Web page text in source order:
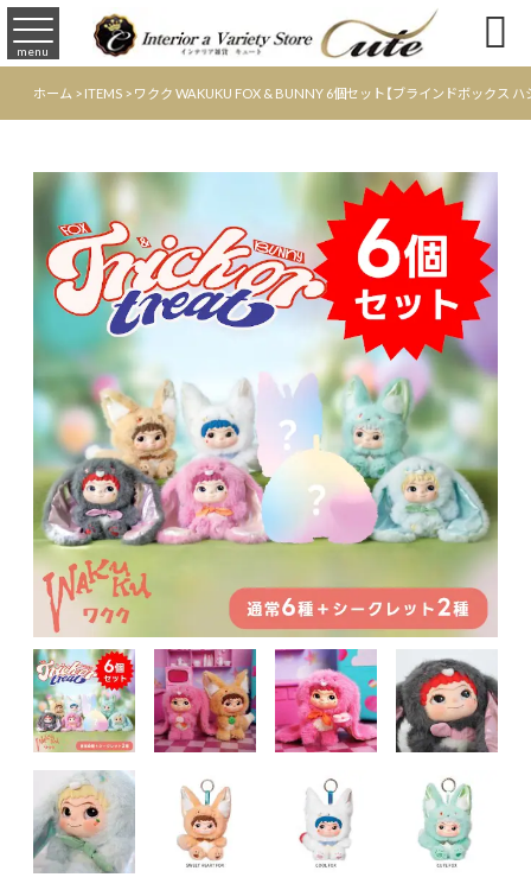
menu 
ホーム >ITEMS >ワクク WAKUKU FOX & BUNNY 6個セット【ブラインドボックス